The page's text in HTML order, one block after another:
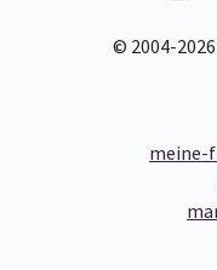
© 2004-
meine-